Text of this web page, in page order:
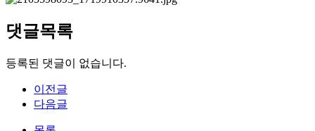
댓글목록
등록된 댓글이 없습니다.
이전글
다음글